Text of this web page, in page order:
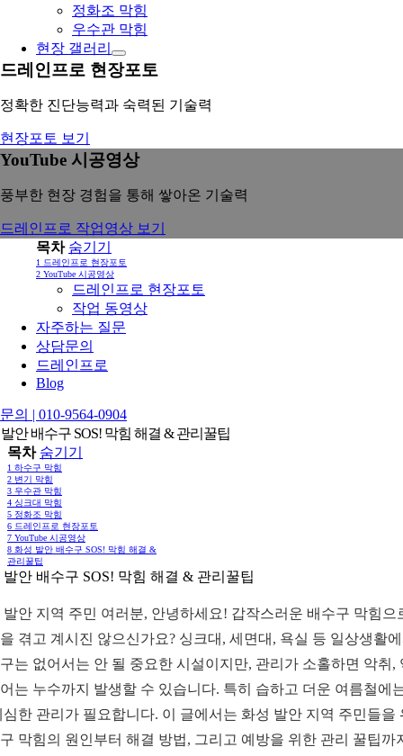
정화조 막힘
우수관 막힘
현장 갤러리
드레인프로 현장포토
정확한 진단능력과 숙력된 기술력
현장포토 보기
YouTube 시공영상
풍부한 현장 경험을 통해 쌓아온 기술력
드레인프로 작업영상 보기
목차 숨기기
1 드레인프로 현장포토
2 YouTube 시공영상
드레인프로 현장포토
작업 동영상
자주하는 질문
상담문의
드레인프로
Blog
의 | 010-9564-0904
안 배수구 SOS! 막힘 해결 & 관리꿀팁
목차 숨기기
1 하수구 막힘
2 변기 막힘
3 우수관 막힘
4 싱크대 막힘
5 정화조 막힘
6 드레인프로 현장포토
7 YouTube 시공영상
8 화성 발안 배수구 SOS! 막힘 해결 &
관리꿀팁
발안 배수구 SOS! 막힘 해결 & 관리꿀팁
발안 지역 주민 여러분, 안녕하세요! 갑작스러운 배수구 막힘으
겪고 계시진 않으신가요? 싱크대, 세면대, 욕실 등 일상생활
는 없어서는 안 될 중요한 시설이지만, 관리가 소홀하면 악취,
는 누수까지 발생할 수 있습니다. 특히 습하고 더운 여름철에
심한 관리가 필요합니다. 이 글에서는 화성 발안 지역 주민들을
막힘의 원인부터 해결 방법, 그리고 예방을 위한 관리 꿀팁까